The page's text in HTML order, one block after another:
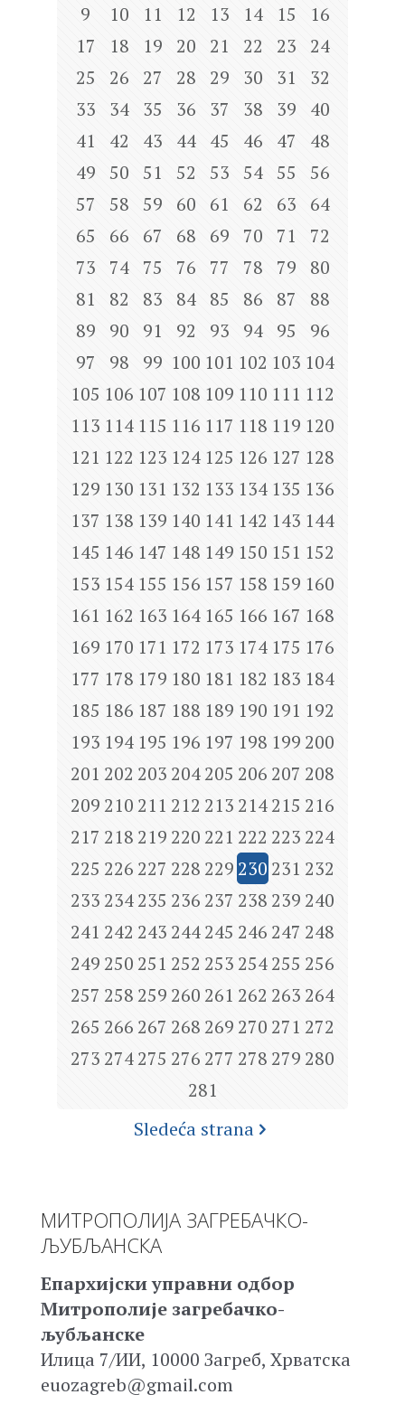
9
10 11 12 13 14 15
16
17
18 19 20 21 22 23
24
25
26 27 28 29 30 31
32
33
34 35 36 37 38 39
40
41
42 43 44 45 46 47
48
49
50 51 52 53 54 55
56
57
58 59 60 61 62 63
64
65
66 67 68 69 70 71
72
73
74 75 76 77 78 79
80
81
82 83 84 85 86 87
88
89
90 91 92 93 94 95
96
97
98 99 100 101 102 103 104
105 106 107 108 109 110 111 112
113 114 115 116 117 118 119 120
121 122 123 124 125 126 127 128
129 130 131 132 133 134 135 136
137 138 139 140 141 142 143 144
145 146 147 148 149 150 151 152
153 154 155 156 157 158 159 160
161 162 163 164 165 166 167 168
169 170 171 172 173 174 175 176
177 178 179 180 181 182 183 184
185 186 187 188 189 190 191 192
193 194 195 196 197 198 199 200
201 202 203 204205 206 207 208
209 210 211 212 213 214215 216
217 218 219 220 221 222 223 224
225 226 227 228 229 230 231 232
233 234235 236 237 238 239 240
241 242 243 244245 246 247 248
249 250 251 252 253 254255 256
257 258 259 260 261 262 263 264
265 266 267 268 269 270 271 272
273 274275 276 277 278 279 280
281
Sledeća strana
МИТРОПОЛИЈА ЗАГРЕБАЧКО-
ЉУБЉАНСКА
Епархијски управни одбор
Митрополије загребачко-
љубљанске
Илица 7/ИИ, 10000 Загреб, Хрватска
euozagreb@gmail.com